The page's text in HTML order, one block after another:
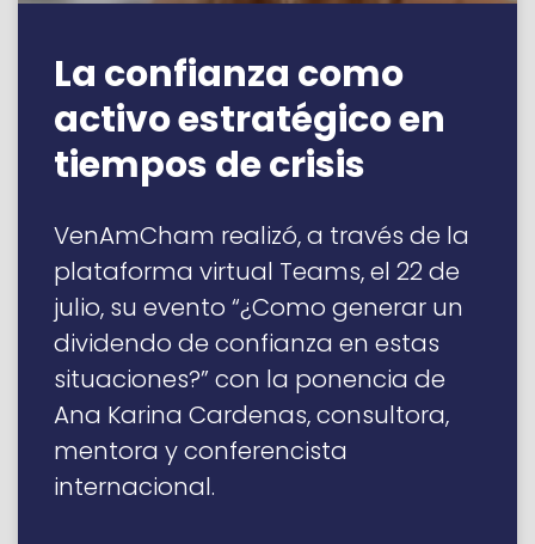
La confianza como
activo estratégico en
tiempos de crisis
VenAmCham realizó, a través de la
plataforma virtual Teams, el 22 de
julio, su evento “¿Como generar un
dividendo de confianza en estas
situaciones?” con la ponencia de
Ana Karina Cardenas, consultora,
mentora y conferencista
internacional.